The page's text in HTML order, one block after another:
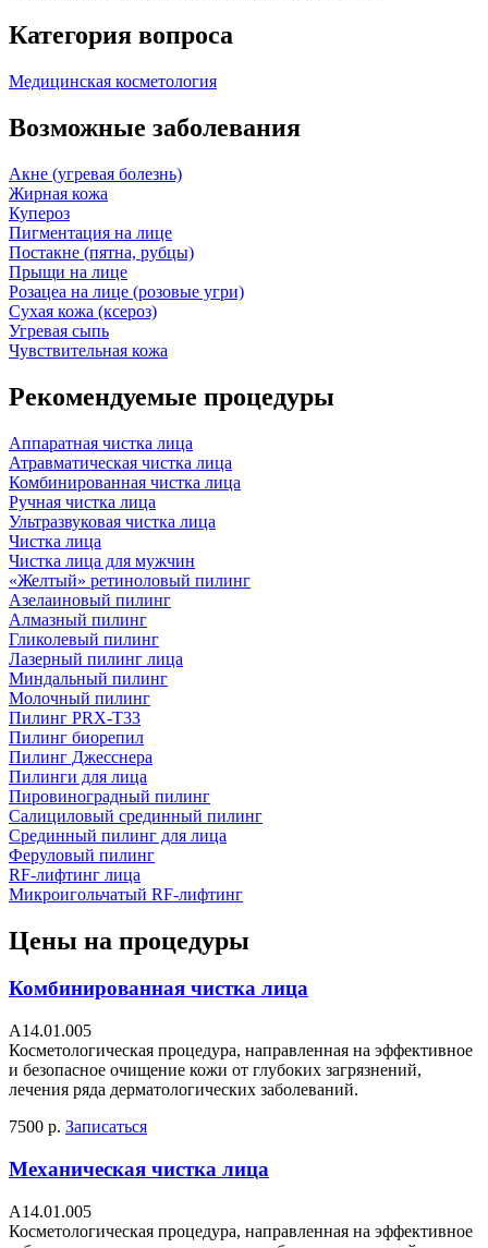
Категория вопроса
Медицинская косметология
Возможные заболевания
Акне (угревая болезнь)
Жирная кожа
Купероз
Пигментация на лице
Постакне (пятна, рубцы)
Прыщи на лице
Розацеа на лице (розовые угри)
Сухая кожа (ксероз)
Угревая сыпь
Чувствительная кожа
Рекомендуемые процедуры
Аппаратная чистка лица
Атравматическая чистка лица
Комбинированная чистка лица
Ручная чистка лица
Ультразвуковая чистка лица
Чистка лица
Чистка лица для мужчин
«Желтый» ретиноловый пилинг
Азелаиновый пилинг
Алмазный пилинг
Гликолевый пилинг
Лазерный пилинг лица
Миндальный пилинг
Молочный пилинг
Пилинг PRX-T33
Пилинг биорепил
Пилинг Джесснера
Пилинги для лица
Пировиноградный пилинг
Салициловый срединный пилинг
Срединный пилинг для лица
Феруловый пилинг
RF-лифтинг лица
Микроигольчатый RF-лифтинг
Цены на процедуры
Комбинированная чистка лица
А14.01.005
Косметологическая процедура, направленная на эффективное
и безопасное очищение кожи от глубоких загрязнений,
лечения ряда дерматологических заболеваний.
7500 р. Записаться
Механическая чистка лица
А14.01.005
Косметологическая процедура, направленная на эффективное